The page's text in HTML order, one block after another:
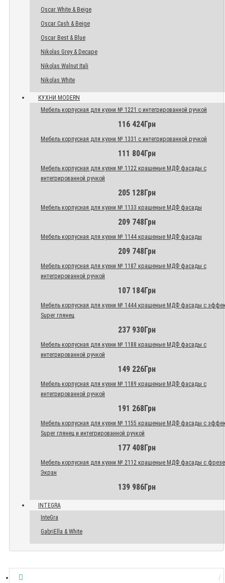
Oscar White & Beige
Oscar Cash & Beige
Oscar Best & Blue
Nikolas Grey & Decape
Nikolas Walnut Itali
Nikolas White
КУХНИ MODERN
Мебель корпусная для кухни № 1221 с интегрированной ручкой
116 424Грн
Мебель корпусная для кухни № 1331 с интегрированной ручкой
111 804Грн
Мебель корпусная для кухни № 1122 крашеные МДФ фасады с
интегрированной ручкой
205 128Грн
Мебель корпусная для кухни № 1133 крашеные МДФ фасады
209 748Грн
Мебель корпусная для кухни № 1144 крашеные МДФ фасады
209 748Грн
Мебель корпусная для кухни № 1187 крашеные МДФ фасады с
интегрированной ручкой
107 184Грн
Мебель корпусная для кухни № 1444 крашеные МДФ фасады с
Super глянец
237 930Грн
Мебель корпусная для кухни № 1188 крашеные МДФ фасады с
интегрированной ручкой
149 226Грн
Мебель корпусная для кухни № 1189 крашеные МДФ фасады с
интегрированной ручкой
191 268Грн
Мебель корпусная для кухни № 1155 крашеные МДФ фасады с
Super глянец и интегрированной ручкой
177 408Грн
Мебель корпусная для кухни № 2112 крашеные МДФ фасады с
Экран
139 986Грн
INTEGRA
InteGra
GabriElla & White